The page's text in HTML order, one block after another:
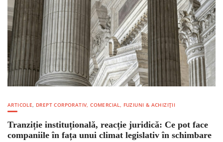
ARTICOLE, DREPT CORPORATIV, COMERCIAL, FUZIUNI & ACHIZIȚII
Tranziție instituțională, reacție juridică: Ce pot face
companiile în fața unui climat legislativ în schimbare